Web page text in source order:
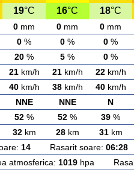
19°C 16°C 18°C
0 mm 0 mm 0 mm
0 % 0 % 0 %
20 % 5 % 0 %
21km/h 21km/h 22km/h
40km/h 38km/h 40km/h
NNE NNE N
52 % 52 % 39 %
32km 28km 31km
14Rasarit soare: 06:28
1019hpa